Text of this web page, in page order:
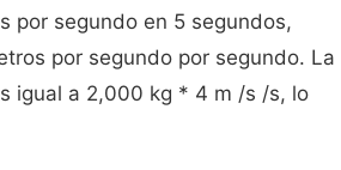
por segundo en 5 segundos,
por segundo por segundo. La
igual a 2,000 kg * 4 m /s /s, lo